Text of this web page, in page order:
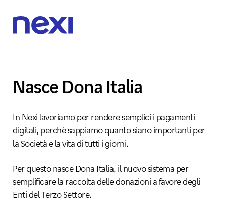
Nasce Dona Italia
In Nexi lavoriamo per rendere semplici i pagamenti
digitali, perchè sappiamo quanto siano importanti per
la Società e la vita di tutti i giorni.
Per questo nasce Dona Italia, il nuovo sistema per
semplificare la raccolta delle donazioni a favore degli
Enti del Terzo Settore.